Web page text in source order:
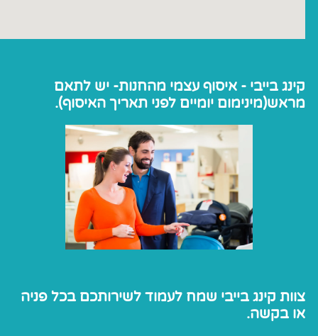
קינג בייבי - איסוף עצמי מהחנות- יש לתאם
מראש(מינימום יומיים לפני תאריך האיסוף).
צוות קינג בייבי שמח לעמוד לשירותכם בכל פניה
או בקשה.